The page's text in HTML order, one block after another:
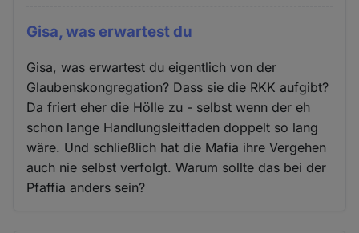
Gisa, was erwartest du
Gisa, was erwartest du eigentlich von der
Glaubenskongregation? Dass sie die RKK aufgibt?
Da friert eher die Hölle zu - selbst wenn der eh
schon lange Handlungsleitfaden doppelt so lang
wäre. Und schließlich hat die Mafia ihre Vergehen
auch nie selbst verfolgt. Warum sollte das bei der
Pfaffia anders sein?